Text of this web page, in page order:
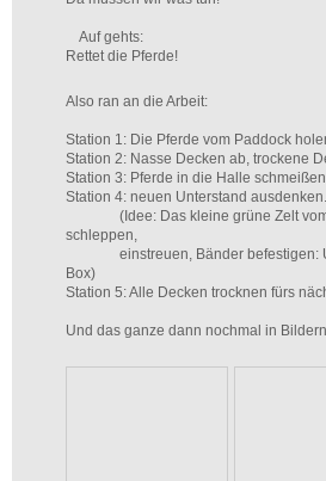
Auf gehts:
Rettet die Pferde!
Also ran an die Arbeit:
Station 1: Die Pferde vom Paddock
Station 2: Nasse Decken ab, trockene
Station 3: Pferde in die Halle schmeißen
Station 4: neuen Unterstand
(Idee: Das kleine grüne Zelt vom
schleppen,
einstreuen, Bänder befestigen:
Box)
Station 5: Alle Decken trocknen fürs
Und das ganze dann nochmal in